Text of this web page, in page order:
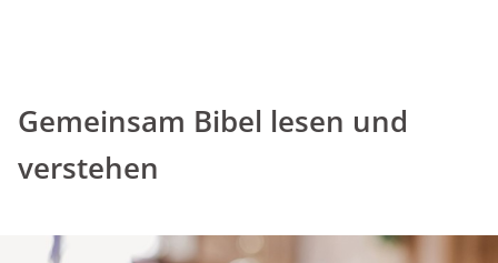
Gemeinsam Bibel lesen und
verstehen